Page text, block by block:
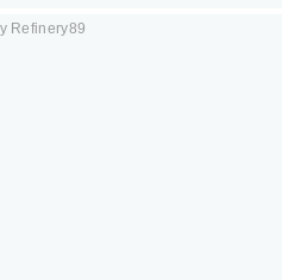
Refinery89